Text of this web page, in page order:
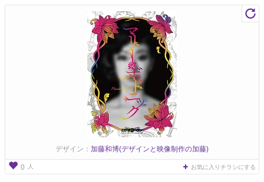
g
デザイン： 加藤和博(デザインと映像制作の加藤)
0 人 お気に入りチラシにする